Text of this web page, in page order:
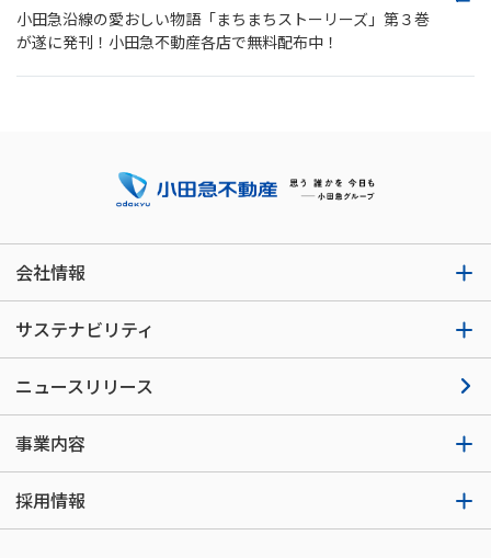
小田急沿線の愛おしい物語「まちまちストーリーズ」第３巻
が遂に発刊！小田急不動産各店で無料配布中！
会社情報
サステナビリティ
ニュースリリース
事業内容
採用情報